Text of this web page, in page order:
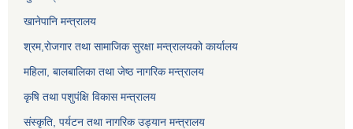
खानेपानि मन्त्रालय
श्रम,रोजगार तथा सामाजिक सुरक्षा मन्त्रालयको कार्यालय
महिला, बालबालिका तथा जेष्ठ नागरिक मन्त्रालय
कृषि तथा पशुपंक्षि विकास मन्त्रालय
संस्कृति, पर्यटन तथा नागरिक उड्‍यान मन्त्रालय